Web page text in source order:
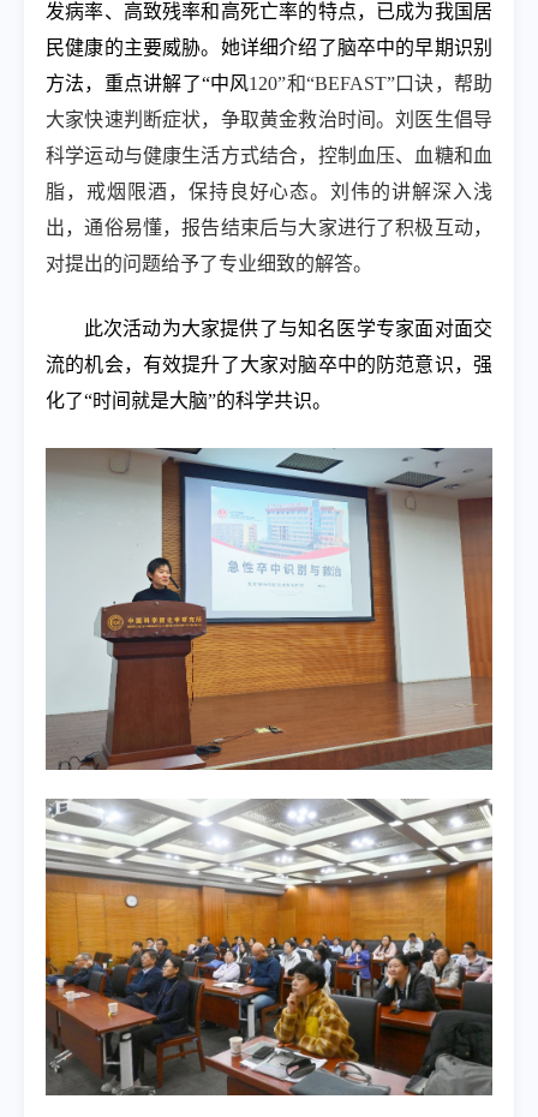
发病率、高致残率和高死亡率的特点，已成为我国居
民健康的主要威胁。她详细介绍了脑卒中的早期识别
方法，重点讲解了“中风120”和“BEFAST”口诀，帮助
大家快速判断症状，争取黄金救治时间。刘医生倡导
科学运动与健康生活方式结合，控制血压、血糖和血
脂，戒烟限酒，保持良好心态。刘伟的讲解深入浅
出，通俗易懂，报告结束后与大家进行了积极互动，
对提出的问题给予了专业细致的解答。
此次活动为大家提供了与知名医学专家面对面交
流的机会，有效提升了大家对脑卒中的防范意识，强
化了“时间就是大脑”的科学共识。